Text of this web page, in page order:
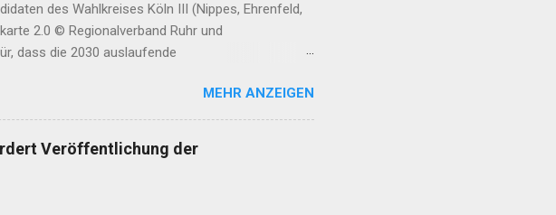
des Wahlkreises Köln III (Nippes, Ehrenfeld,
2.0 © Regionalverband Ruhr und
dass die 2030 auslaufende
drei Sätzen: Wo steht der Flughafen Köln-Bonn im
abgebildete Reihenfolge der Kandidatinnen und
Direkt zu den Parteien: CDU | SPD | FDP | AfD |
Internationale Liste/MLPD | dieBasis | Volt |
MEHR ANZEIGEN
Veröffentlichung der